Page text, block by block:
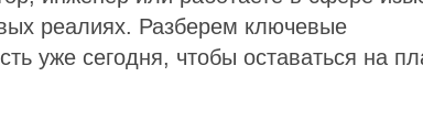
реалиях. Разберем ключевые
уже сегодня, чтобы оставаться на